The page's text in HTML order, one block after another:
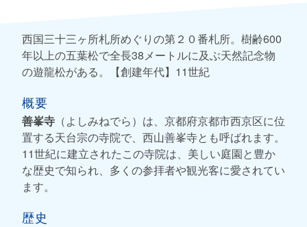
西国三十三ヶ所札所めぐりの第２０番札所。樹齢600
年以上の五葉松で全長38メートルに及ぶ天然記念物
の遊龍松がある。【創建年代】11世紀
概要
善峯寺 （よしみねでら）は、京都府京都市西京区に位
置する天台宗の寺院で、西山善峯寺とも呼ばれます。
11世紀に建立されたこの寺院は、美しい庭園と豊か
な歴史で知られ、多くの参拝者や観光客に愛されてい
ます。
歴史